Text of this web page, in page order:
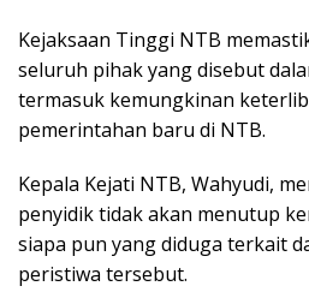
Kejaksaan Tinggi NTB
seluruh pihak yang disebut
termasuk kemungkinan
pemerintahan baru di NTB.
Kepala Kejati NTB, Wahyudi,
penyidik tidak akan menutup
siapa pun yang diduga terkait
peristiwa tersebut.